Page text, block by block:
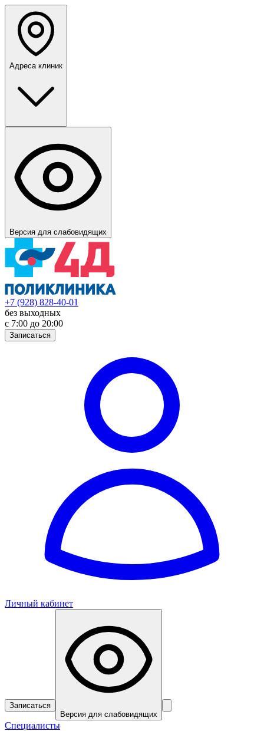
Адреса клиник
Версия для слабовидящих
+7 (928) 828-40-01
без выходных
с 7:00 до 20:00
Записаться
Личный кабинет
Записаться
Версия для слабовидящих
Специалисты